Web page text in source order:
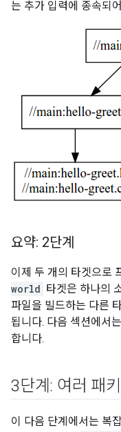
는 추가 입력에 종속되
요약: 2단계
이제 두 개의 타겟으로
world 타겟은 하나의
파일을 빌드하는 다른
됩니다. 다음 섹션에서
합니다.
3단계: 여러 패키
이 다음 단계에서는 복